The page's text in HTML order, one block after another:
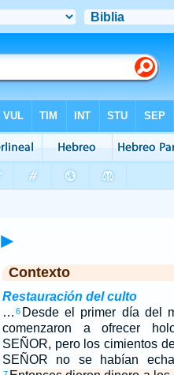
►
Contexto
Restauración del culto
… 6 Desde el primer día del
comenzaron a ofrecer
SEÑOR, pero los cimientos
SEÑOR no se habían